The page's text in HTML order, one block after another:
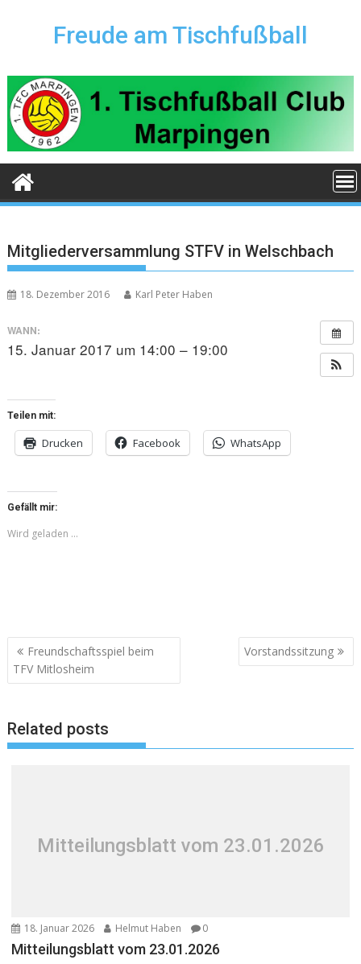
Freude am Tischfußball
Mitgliederversammlung STFV in Welschbach
18. Dezember 2016 Karl Peter Haben
WANN:
15. Januar 2017 um 14:00 – 19:00
Teilen mit:
Drucken Facebook WhatsApp
Gefällt mir:
Wird geladen …
Beitragsnavigation
Freundschaftsspiel beim
TFV Mitlosheim
Vorstandssitzung
Related posts
Mitteilungsblatt vom 23.01.2026
18. Januar 2026 Helmut Haben 0
Mitteilungsblatt vom 23.01.2026